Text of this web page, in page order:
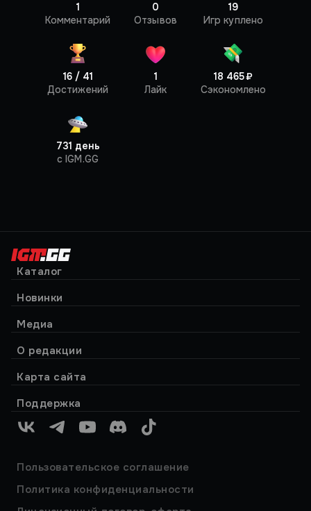
Профиль
1
Комментарий
0
Отзывов
19
Игр куплено
16 / 41
Достижений
1
Лайк
18 465 ₽
Сэкономлено
731 день
c IGM.GG
Каталог
Новинки
Медиа
О редакции
Карта сайта
Поддержка
VK TelegramYouTubeDiscordTikTok
Пользовательское соглашение
Политика конфиденциальности